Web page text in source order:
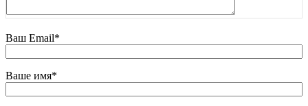
Ваш Email*
Ваше имя*